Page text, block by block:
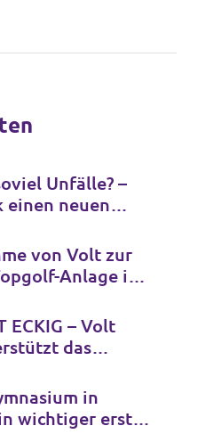
Unfälle? –
einen neuen
von Volt zur
Anlage in
ECKIG – Volt
das
in
wichtiger erster